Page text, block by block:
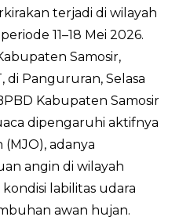
terjadi di wilayah
11–18 Mei 2026.
Samosir,
di Pangururan, Selasa
Kabupaten Samosir
dipengaruhi aktifnya
adanya
angin di wilayah
labilitas udara
awan hujan.